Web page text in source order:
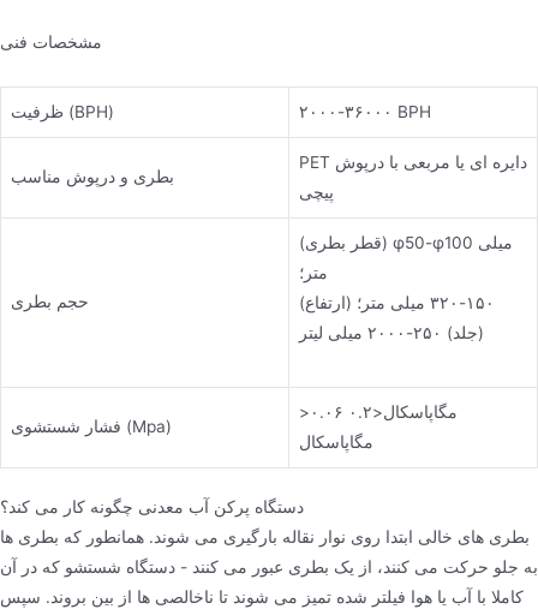
مشخصات فنی
ظرفیت (BPH) ۲۰۰۰-۳۶۰۰۰ BPH
بطری و درپوش مناسب
PET دایره ای یا مربعی با درپوش
پیچی
حجم بطری
(قطر بطری) φ50-φ100 میلی
متر؛
(ارتفاع) ۱۵۰-۳۲۰ میلی متر؛
(جلد) ۲۵۰-۲۰۰۰ میلی لیتر
فشار شستشوی (Mpa)
>۰.۰۶ مگاپاسکال<۰.۲
مگاپاسکال
دستگاه پرکن آب معدنی چگونه کار می کند؟
بطری های خالی ابتدا روی نوار نقاله بارگیری می شوند. همانطور که بطری ها
به جلو حرکت می کنند، از یک بطری عبور می کنند - دستگاه شستشو که در آن
کاملا با آب یا هوا فیلتر شده تمیز می شوند تا ناخالصی ها از بین بروند. سپس